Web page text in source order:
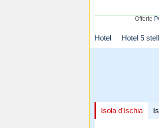
Offerte
Hotel Hotel 5
Isola d'Ischia